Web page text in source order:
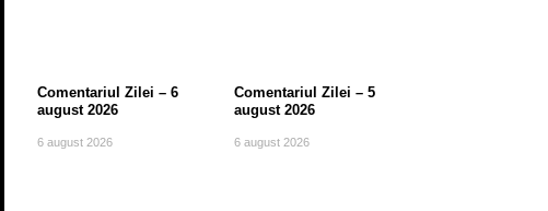
Comentariul Zilei – 6
august 2026
6 august 2026
Comentariul Zilei – 5
august 2026
6 august 2026